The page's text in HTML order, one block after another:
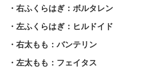
・右ふくらはぎ：ボルタレン
・左ふくらはぎ：ヒルドイド
・右太もも：バンテリン
・左太もも：フェイタス